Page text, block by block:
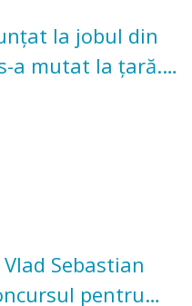
la jobul din
a mutat la țară.
în grădina
Sebastian
pentru